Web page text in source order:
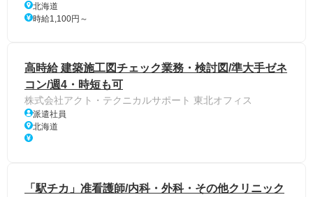
北海道
時給1,100円～
高時給 建築施工図チェック業務・検討図/準大手ゼネ
コン/週4・時短も可
株式会社アクト・テクニカルサポート 東北オフィス
派遣社員
北海道
「駅チカ」准看護師/内科・外科・その他クリニック